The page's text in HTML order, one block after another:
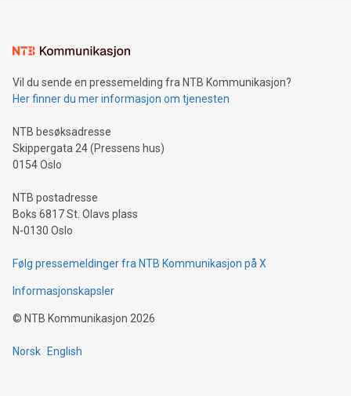
Vil du sende en pressemelding fra NTB Kommunikasjon?
Her finner du mer informasjon om tjenesten
NTB besøksadresse
Skippergata 24 (Pressens hus)
0154 Oslo
NTB postadresse
Boks 6817 St. Olavs plass
N-0130 Oslo
Følg pressemeldinger fra NTB Kommunikasjon på X
Informasjonskapsler
© NTB Kommunikasjon 2026
Norsk English